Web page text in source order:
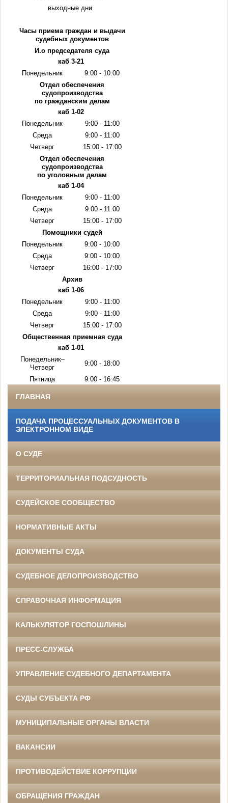
выходные дни
Часы приема граждан и выдачи
судебных документов
И.о председателя суда
каб 3-21
Понедельник
9:00 - 10:00
Отдел обеспечения
судопроизводства
по гражданским делам
каб 1-02
Понедельник
9:00 - 11:00
Среда
9:00 - 11:00
Четверг
15:00 - 17:00
Отдел обеспечения
судопроизводства
по уголовным делам
каб 1-04
Понедельник
9:00 - 11:00
Среда
9:00 - 11:00
Четверг
15:00 - 17:00
Помощники судей
Понедельник
9:00 - 10:00
Среда
9:00 - 10:00
Четверг
16:00 - 17:00
Архив
каб 1-06
Понедельник
9:00 - 11:00
Среда
9:00 - 11:00
Четверг
15:00 - 17:00
Общественная приемная суда
каб 1-01
Понедельник–
Четверг
9:00 - 18:00
Пятница 9:00 - 16:45
ГЛАВНАЯ
ПОДАЧА ПРОЦЕССУАЛЬНЫХ ДОКУМЕНТОВ В
ЭЛЕКТРОННОМ ВИДЕ
О СУДЕ
ТЕРРИТОРИАЛЬНАЯ ПОДСУДНОСТЬ
СУДЕЙСКОЕ СООБЩЕСТВО
НОРМАТИВНЫЕ АКТЫ
ДОКУМЕНТЫ СУДА
СУДЕБНОЕ ДЕЛОПРОИЗВОДСТВО
СПРАВОЧНАЯ ИНФОРМАЦИЯ
КАЛЬКУЛЯТОР ГОСПОШЛИНЫ
ПРЕСС-СЛУЖБА
УПРАВЛЕНИЕ СУДЕБНОГО ДЕПАРТАМЕНТА
СУДЫ СУБЪЕКТА РФ
МУНИЦИПАЛЬНЫЕ ОРГАНЫ ВЛАСТИ
ВАКАНСИИ
ПРОТИВОДЕЙСТВИЕ КОРРУПЦИИ
ОБРАЩЕНИЯ ГРАЖДАН